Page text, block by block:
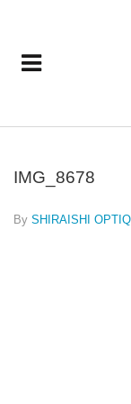
IMG_8678
By SHIRAISHI